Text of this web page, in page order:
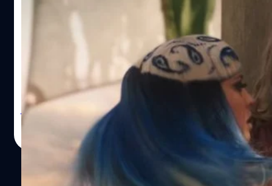
Chris Hemsworth ยอมไม่กินเนื้อ เพื่อเข้า
ฉากจูบกับ Natalie Portman ที่เป็นวีแกน
นาตาลี พอร์ตแมน (Natalie Portman) ออกมาเปิดเผยเรื่อง
ราวความประทับใจจากกองถ่าย ’Thor: Love and Thunder'
ว่า คริส เฮมส์เวิร์ธ (Chris Hemsworth) พระเอกของเรื่อง ถึง
ขั้นยอมไม่กินเนื้อสัตว์ก่อนเข้าฉากจูบ ก็เพื่อให้เกียรติกับเธอที่
เป็นวีแกน (ไม่ทานเนื้อสัตว์) นักแสดงหญิงผู้รับบท เจน ฟอส
เตอร์ กล่าวถึงเฮมส์เวิร์ธในรายการ Capital FM ของสหราช
อาณาจักร เมื่อไม่กี่วันก่อนว่า “เขานิสัยดีจริง ๆ วันที่เรามีเข้า
ฉากจูบด้วยกัน เช้าวันนั้นเขายอมไม่กินเนื้อสัตว์ เพราะเขารู้ว่า
ฉันเป็นวีแกน คือเขาเป็นพวกชอบกินเนื้อเกือบทุกครึ่งชั่วโมง ที่
วิทวัส ปัญญาเลิศวุฒิ| 1486 days ago